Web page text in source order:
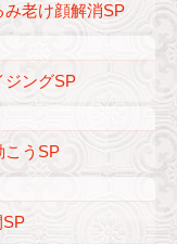
老け顔解消SP
ジングSP
こうSP